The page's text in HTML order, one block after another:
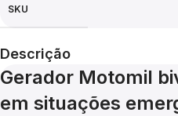
SKU
Descrição
Gerador Motomil
em situações